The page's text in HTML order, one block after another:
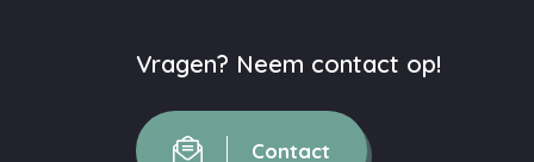
Vragen? Neem contact op!
Contact